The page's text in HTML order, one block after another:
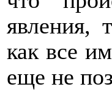
явления,
как все
еще не